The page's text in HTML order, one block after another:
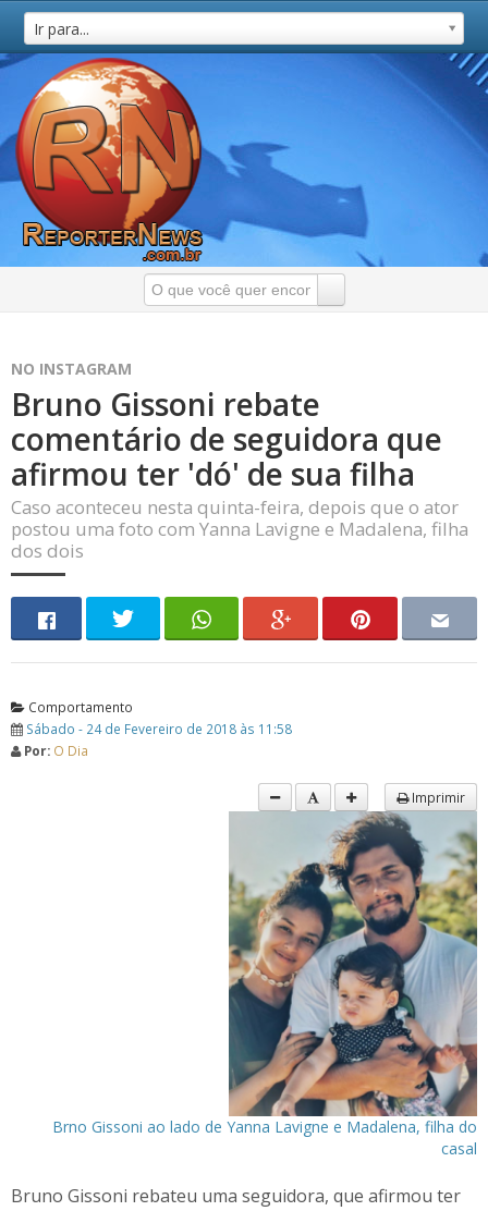
Ir para...
NO INSTAGRAM
Bruno Gissoni rebate
comentário de seguidora que
afirmou ter 'dó' de sua filha
Caso aconteceu nesta quinta-feira, depois que o ator
postou uma foto com Yanna Lavigne e Madalena, filha
dos dois
Comportamento
Sábado - 24 de Fevereiro de 2018 às 11:58
Por: O Dia
Imprimir
Brno Gissoni ao lado de Yanna Lavigne e Madalena, filha do
casal
Bruno Gissoni rebateu uma seguidora, que afirmou ter